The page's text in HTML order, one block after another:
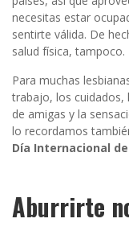
necesitas estar
sentirte válida. De
salud física, tampoco.
Para muchas
trabajo, los cuidados,
de amigas y la
lo recordamos
Día Internacional
Aburrirte